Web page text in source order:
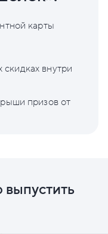
карты
внутри
призов от